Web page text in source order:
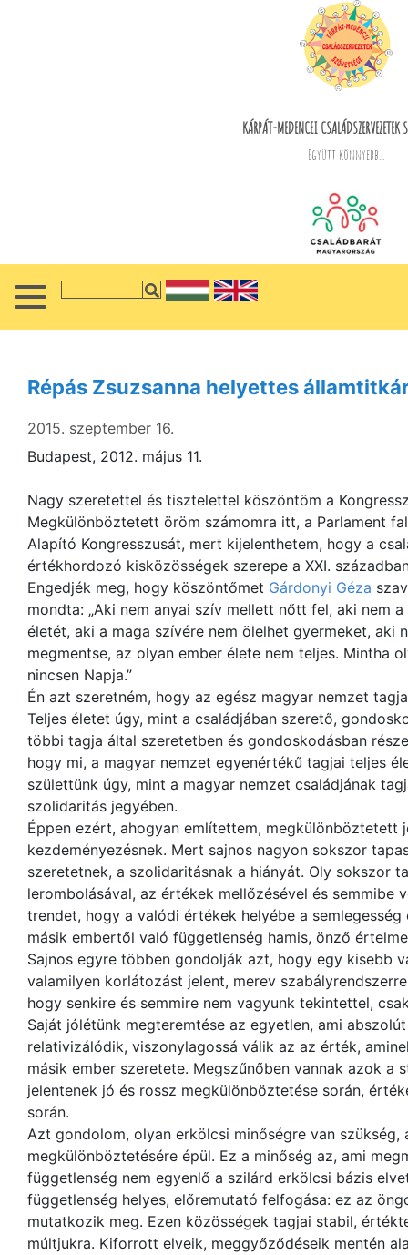
KÁRPÁT-MEDENCEI CSALÁDSZERVEZETEK
Együtt könnyebb...
Répás Zsuzsanna helyettes
2015. szeptember 16.
Budapest, 2012. május 11.
Nagy szeretettel és tisztelettel köszöntöm a
Megkülönböztetett öröm számomra itt, a Parlament
Alapító Kongresszusát, mert kijelenthetem, hogy a
értékhordozó kisközösségek szerepe a XXI.
Engedjék meg, hogy köszöntőmet Gárdonyi Géza
mondta: „Aki nem anyai szív mellett nőtt fel, aki nem
életét, aki a maga szívére nem ölelhet gyermeket, aki
megmentse, az olyan ember élete nem teljes. Mintha
nincsen Napja.”
Én azt szeretném, hogy az egész magyar nemzet
Teljes életet úgy, mint a családjában szerető,
többi tagja által szeretetben és gondoskodásban
hogy mi, a magyar nemzet egyenértékű tagjai teljes
születtünk úgy, mint a magyar nemzet családjának
szolidaritás jegyében.
Éppen ezért, ahogyan említettem, megkülönböztetett
kezdeményezésnek. Mert sajnos nagyon sokszor
szeretetnek, a szolidaritásnak a hiányát. Oly sokszor
lerombolásával, az értékek mellőzésével és semmibe
trendet, hogy a valódi értékek helyébe a
másik embertől való függetlenség hamis, önző
Sajnos egyre többen gondolják azt, hogy egy kisebb
valamilyen korlátozást jelent, merev
hogy senkire és semmire nem vagyunk tekintettel,
Saját jólétünk megteremtése az egyetlen, ami
relativizálódik, viszonylagossá válik az az érték,
másik ember szeretete. Megszűnőben vannak azok a
jelentenek jó és rossz megkülönböztetése során,
során.
Azt gondolom, olyan erkölcsi minőségre van szükség,
megkülönböztetésére épül. Ez a minőség az, ami
függetlenség nem egyenlő a szilárd erkölcsi bázis
függetlenség helyes, előremutató felfogása: ez az
mutatkozik meg. Ezen közösségek tagjai stabil,
múltjukra. Kiforrott elveik, meggyőződéseik mentén